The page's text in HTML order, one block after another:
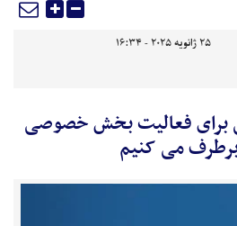
25 ژانویه 2025 - 16:34
برای فعالیت بخش خصوصی
می کنیم